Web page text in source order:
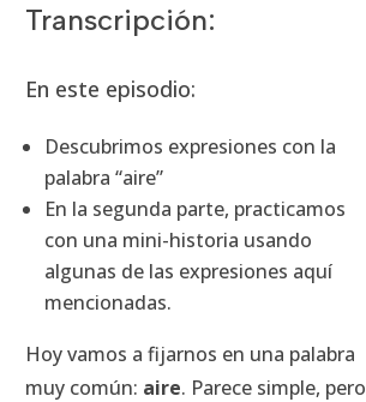
Transcripción:
En este episodio:
Descubrimos expresiones con la
palabra “aire”
En la segunda parte, practicamos
con una mini-historia usando
algunas de las expresiones aquí
mencionadas.
Hoy vamos a fijarnos en una palabra
muy común: aire. Parece simple, pero